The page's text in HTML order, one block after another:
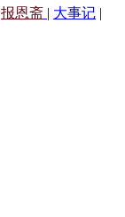
报恩斋 | 大事记 |